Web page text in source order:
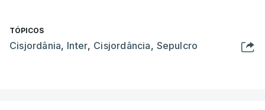
TÓPICOS
Cisjordânia, Inter, Cisjordância, Sepulcro